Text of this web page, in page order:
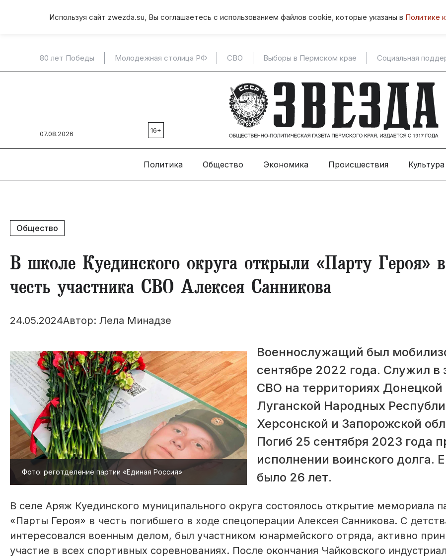
Используя сайт zwezda.su, Вы соглашаетесь с использованием файлов cookie, которые указаны в Политике
80 лет Победы Молодежная столица РФ СВО Выборы в Пермском крае Социальная
07.08.2026 16+
Политика Общество Экономика Происшествия Культура
Общество
В школе Куединского округа открыли «Парту Героя» в
честь участника СВО Алексея Санникова
24.05.2024Автор: Лела Минадзе
Фото: реготделение партии «Единая Россия»
Военнослужащий был
сентябре 2022 года. Служил в
СВО на территориях Донецкой
Луганской Народных
Херсонской и Запорожской
Погиб 25 сентября 2023 года
исполнении воинского долга.
было 26 лет.
В селе Аряж Куединского муниципального округа состоялось открытие мемориала
«Парты Героя» в честь погибшего в ходе спецоперации Алексея Санникова. С
интересовался военным делом, был участником юнармейского отряда, активно
участие в всех спортивных соревнованиях. После окончания Чайковского